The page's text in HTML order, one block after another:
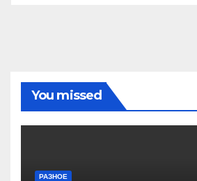
You missed
РАЗНОЕ